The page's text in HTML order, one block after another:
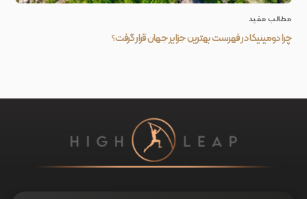
مطالب مفید
چرا دومینیکا در فهرست بهترین جزایر جهان قرار گرفت؟